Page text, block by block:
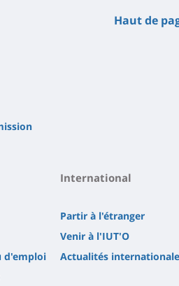
Haut de
d'emploi
International
Partir à l'étranger
Venir à l'IUT'O
Actualités